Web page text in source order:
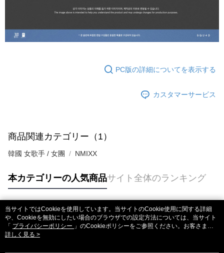
PC版の詳細についてを表示する
カスタマーサービス
商品関連カテゴリー（1）
韓國 女歌手 / 女團 NMIXX
本カテゴリーの人気商品サイト全体のランキング
人気タグ
当サイトではCookieを使用しています。当サイトのCookie使用に関する詳細
や、Cookieを無効にしたい場合のブラウザでの設定方法については、当サイト
「 プライバシーポリシー 」のCookieポリシーをご参照ください。お客さま
が、当サイトを引き続き使用される場合、当社がサイト利用規約のCookieポリ
詳しく見る >